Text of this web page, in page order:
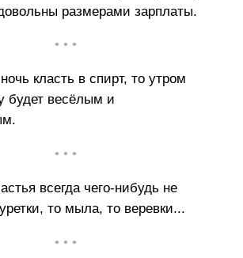
размерами зарплаты.
• • •
класть в спирт, то утром
будет весёлым и
• • •
всегда чего-нибудь не
то мыла, то веревки...
• • •